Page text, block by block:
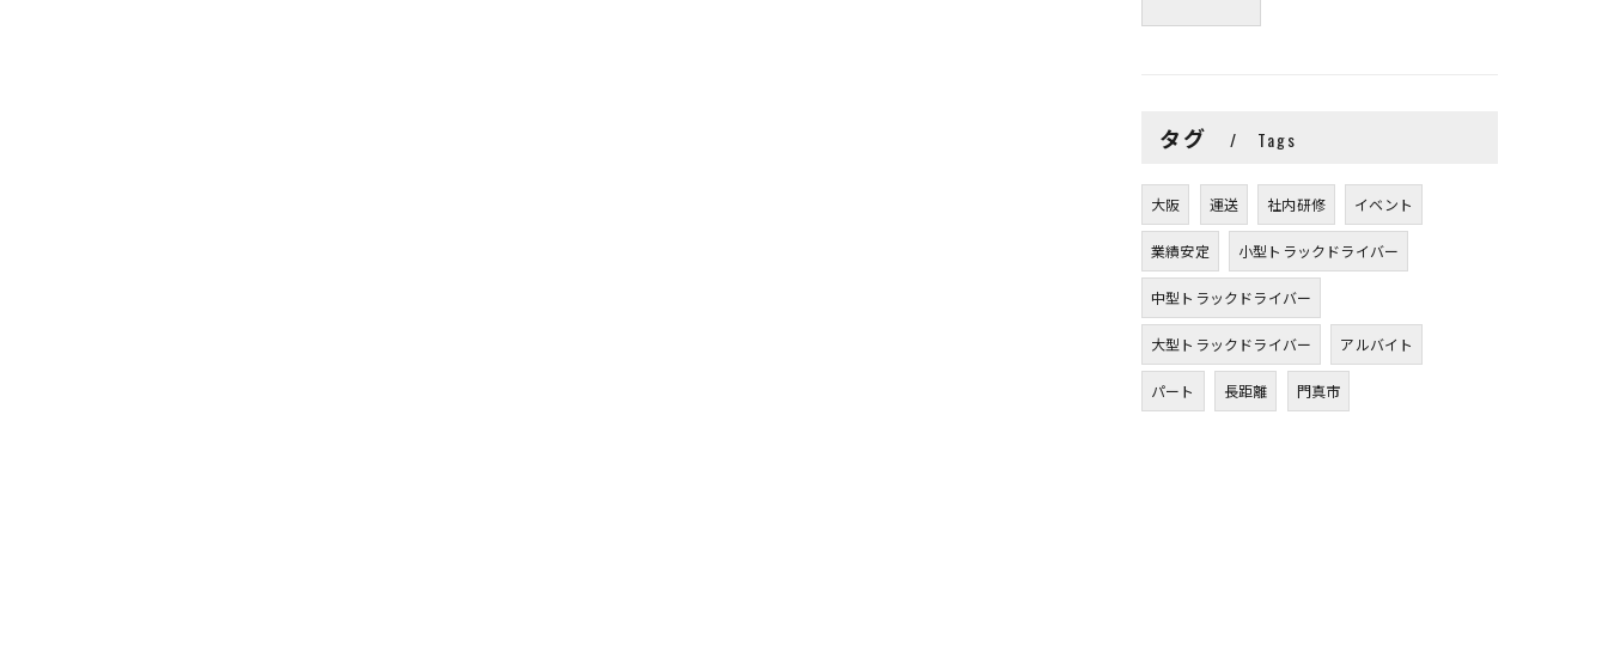
タグ Tags
大阪 運送 社内研修 イベント
業績安定 小型トラックドライバー
中型トラックドライバー
大型トラックドライバー アルバイト
パート 長距離 門真市